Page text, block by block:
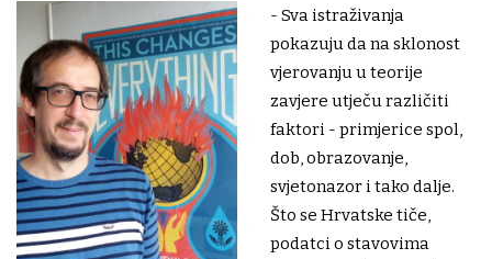
- Sva istraživanja
pokazuju da na sklonost
vjerovanju u teorije
zavjere utječu različiti
faktori - primjerice spol,
dob, obrazovanje,
svjetonazor i tako dalje.
Što se Hrvatske tiče,
podatci o stavovima